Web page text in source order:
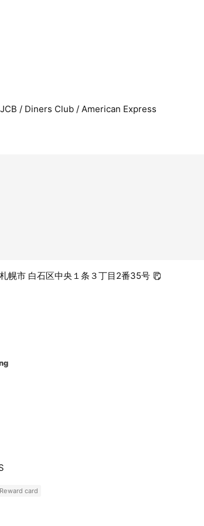
/ Diners Club / American Express
幌市 白石区中央１条３丁目2番35号
Reward card